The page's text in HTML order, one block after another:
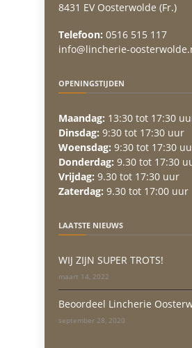
8431 EV Oosterwolde (Fr.)
Telefoon: 0516 515 117
info@lincherie-
OPENINGSTIJDEN
Maandag: 13:30 tot 17:30
Dinsdag: 9:30 tot 17:30 uur
Woensdag: 9:30 tot 17:30
Donderdag: 9.30 tot 17:30
Vrijdag: 9.30 tot 17:30 uur
Zaterdag: 9.30 tot 17:00 uur
LAATSTE NIEUWS
WIJ ZIJN SUPER TROTS!
maart 14, 2022
Beoordeel Lincherie
september 28, 2020